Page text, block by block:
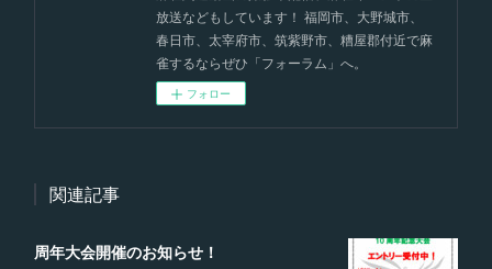
放送などもしています！ 福岡市、大野城市、
春日市、太宰府市、筑紫野市、糟屋郡付近で麻
雀するならぜひ「フォーラム」へ。
フォロー
関連記事
周年大会開催のお知らせ！